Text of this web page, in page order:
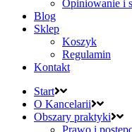
Opiniowanie i
Blog
Sklep
Koszyk
Regulamin
Kontakt
Start
O Kancelarii
Obszary praktyki
Prawo i